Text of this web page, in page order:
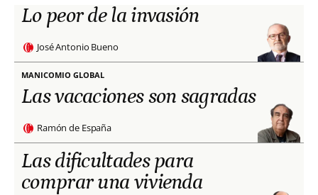
Lo peor de la invasión
José Antonio Bueno
MANICOMIO GLOBAL
Las vacaciones son sagradas
Ramón de España
Las dificultades para
comprar una vivienda